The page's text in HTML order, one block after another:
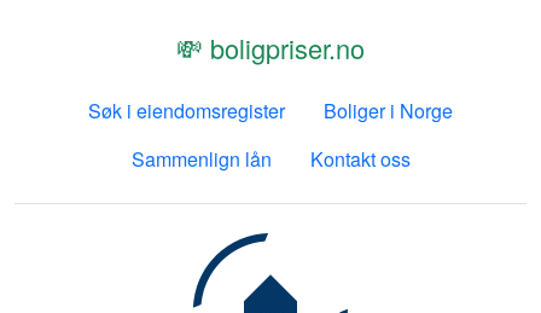
💸 boligpriser.no
Søk i eiendomsregister
Boliger i Norge
Sammenlign lån
Kontakt oss